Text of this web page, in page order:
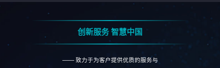
创新服务 智慧中国
—— 致力于为客户提供优质的服务与